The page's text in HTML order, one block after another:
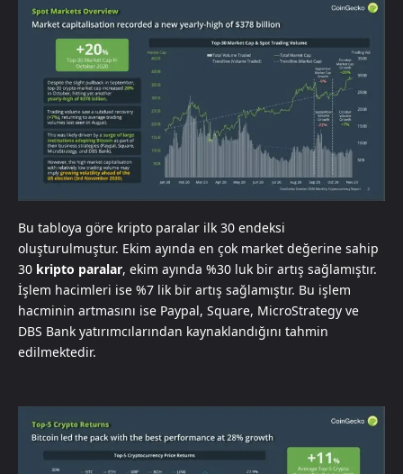
Bu tabloya göre kripto paralar ilk 30 endeksi
oluşturulmuştur. Ekim ayında en çok market değerine sahip
30 kripto paralar, ekim ayında %30 luk bir artış sağlamıştır.
İşlem hacimleri ise %7 lik bir artış sağlamıştır. Bu işlem
hacminin artmasını ise Paypal, Square, MicroStrategy ve
DBS Bank yatırımcılarından kaynaklandığını tahmin
edilmektedir.